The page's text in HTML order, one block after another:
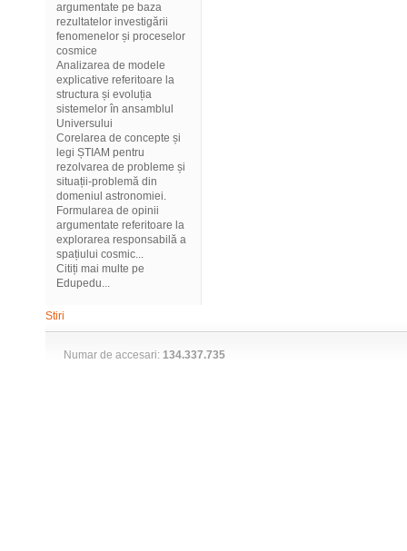
argumentate pe baza
rezultatelor investigării
fenomenelor și proceselor
cosmice
Analizarea de modele
explicative referitoare la
structura și evoluția
sistemelor în ansamblul
Universului
Corelarea de concepte și
legi ȘTIAM pentru
rezolvarea de probleme și
situații-problemă din
domeniul astronomiei.
Formularea de opinii
argumentate referitoare la
explorarea responsabilă a
spațiului cosmic...
Citiți mai multe pe
Edupedu...
Stiri
Numar de accesari: 134.337.735